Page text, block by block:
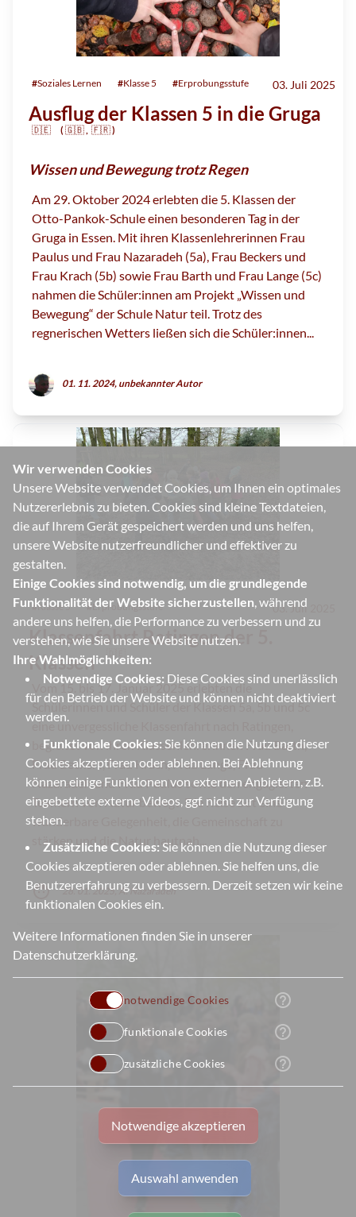
Wir verwenden Cookies
Unsere Website verwendet Cookies, um Ihnen ein optimales
Nutzererlebnis zu bieten. Cookies sind kleine Textdateien,
die auf Ihrem Gerät gespeichert werden und uns helfen,
unsere Website nutzerfreundlicher und effektiver zu
gestalten.
Einige Cookies sind notwendig, um die grundlegende
Funktionalität der Website sicherzustellen, während
andere uns helfen, die Performance zu verbessern und zu
verstehen, wie Sie unsere Website nutzen.
Ihre Wahlmöglichkeiten:
Notwendige Cookies: Diese Cookies sind unerlässlich
für den Betrieb der Website und können nicht deaktiviert
werden.
Funktionale Cookies:Sie können die Nutzung dieser
Cookies akzeptieren oder ablehnen. Bei Ablehnung
können einige Funktionen von externen Anbietern, z.B.
eingebettete externe Videos, ggf. nicht zur Verfügung
stehen.
Zusätzliche Cookies:Sie können die Nutzung dieser
Cookies akzeptieren oder ablehnen. Sie helfen uns, die
Benutzererfahrung zu verbessern. Derzeit setzen wir keine
funktionalen Cookies ein.
Weitere Informationen finden Sie in unserer
Datenschutzerklärung.
notwendige Cookies help_outline
funktionale Cookies help_outline
zusätzliche Cookies help_outline
Notwendige akzeptieren
Auswahl anwenden
#Soziales Lernen #Klasse 5 #Erprobungsstufe 03. Juli 2025
Ausflug der Klassen 5 in die Gruga
🇩🇪 ( 🇬🇧, 🇫🇷)
Wissen und Bewegung trotz Regen
Am 29. Oktober 2024 erlebten die 5. Klassen der
Otto-Pankok-Schule einen besonderen Tag in der
Gruga in Essen. Mit ihren Klassenlehrerinnen Frau
Paulus und Frau Nazaradeh (5a), Frau Beckers und
Frau Krach (5b) sowie Frau Barth und Frau Lange (5c)
nahmen die Schüler:innen am Projekt „Wissen und
Bewegung“ der Schule Natur teil. Trotz des
regnerischen Wetters ließen sich die Schüler:innen...
01. 11. 2024, unbekannter Autor
#Klasse 5 # Erprobungsstufe 03. Juli 2025
Klassenfahrt Ratingen der 5.
Klassen
Vom 15. bis 17. Januar 2025 erlebten die
Schülerinnen und Schüler der Klassen 5a, 5b und 5c
eine unvergessliche Klassenfahrt nach Ratingen,
begleitet von ihren Klassenlehrerinnen Frau Barth,
Frau Beckers, Frau Krach, Frau Lange, Frau
Nazaradeh und Frau Paulus sowie den engagierten
Teamern von Natur bewegt. Die Reise bot eine
wunderbare Gelegenheit, die Gemeinschaft zu
stärken und die Natur hautnah...
face 28. 01. 2025, A. Nazaradeh